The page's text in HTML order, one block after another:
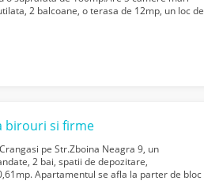
2 balcoane, o terasa de 12mp, un loc de
birouri si firme
pe Str.Zboina Neagra 9, un
2 bai, spatii de depozitare,
Apartamentul se afla la parter de bloc